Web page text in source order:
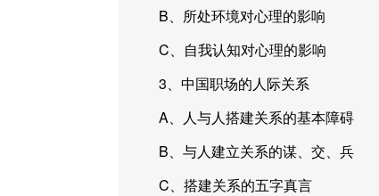
B、所处环境对心理的影响
C、自我认知对心理的影响
3、中国职场的人际关系
A、人与人搭建关系的基本障碍
B、与人建立关系的谋、交、兵
C、搭建关系的五字真言